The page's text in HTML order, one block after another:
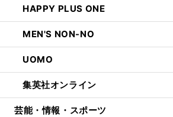
HAPPY PLUS ONE
MEN'S NON-NO
UOMO
集英社オンライン
芸能・情報・スポーツ